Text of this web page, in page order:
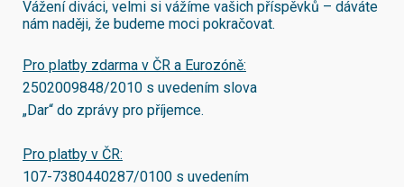
Vážení diváci, velmi si vážíme vašich příspěvků – dáváte
nám naději, že budeme moci pokračovat.
Pro platby zdarma v ČR a Eurozóně:
2502009848/2010 s uvedením slova
„Dar“ do zprávy pro příjemce.
Pro platby v ČR:
107-7380440287/0100 s uvedením